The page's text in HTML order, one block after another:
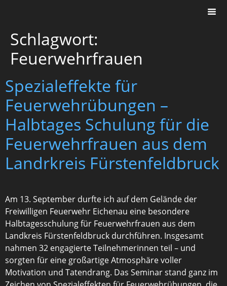
Schlagwort:
Feuerwehrfrauen
Spezialeffekte für
Feuerwehrübungen –
Halbtages Schulung für die
Feuerwehrfrauen aus dem
Landrkreis Fürstenfeldbruck
Am 13. September durfte ich auf dem Gelände der
Freiwilligen Feuerwehr Eichenau eine besondere
Halbtagesschulung für Feuerwehrfrauen aus dem
Landkreis Fürstenfeldbruck durchführen. Insgesamt
nahmen 32 engagierte Teilnehmerinnen teil – und
sorgten für eine großartige Atmosphäre voller
Motivation und Tatendrang. Das Seminar stand ganz im